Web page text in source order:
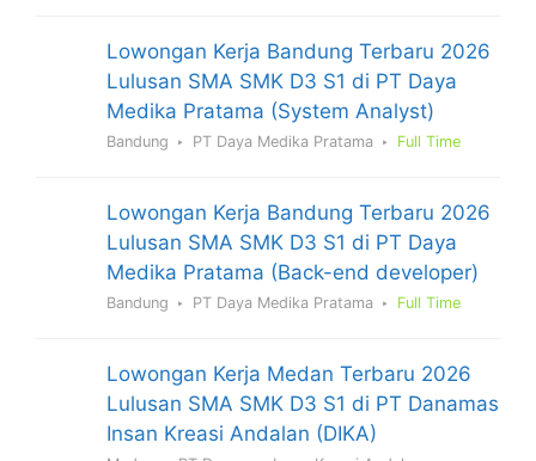
Lowongan Kerja Bandung Terbaru 2026
Lulusan SMA SMK D3 S1 di PT Daya
Medika Pratama (System Analyst)
Bandung PT Daya Medika Pratama Full Time
Lowongan Kerja Bandung Terbaru 2026
Lulusan SMA SMK D3 S1 di PT Daya
Medika Pratama (Back-end developer)
Bandung PT Daya Medika Pratama Full Time
Lowongan Kerja Medan Terbaru 2026
Lulusan SMA SMK D3 S1 di PT Danamas
Insan Kreasi Andalan (DIKA)